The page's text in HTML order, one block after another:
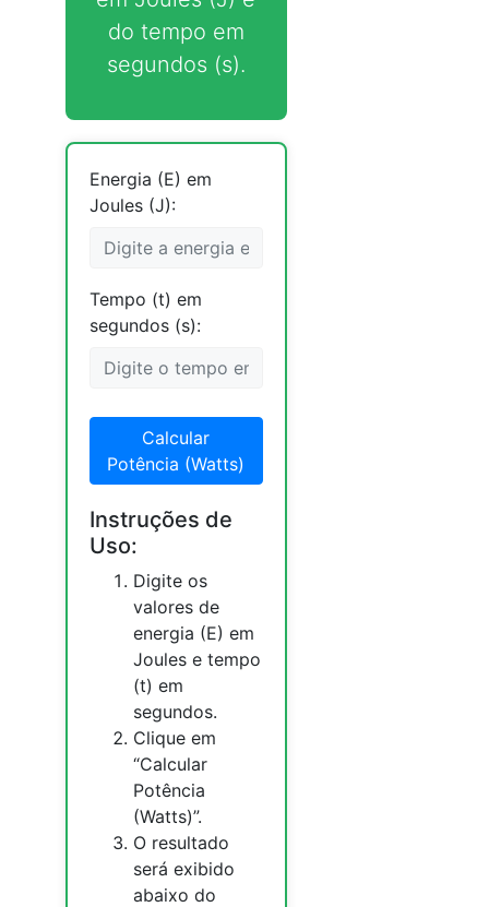
do tempo em
segundos (s).
Energia (E) em
Joules (J):
Tempo (t) em
segundos (s):
Calcular
Potência (Watts)
Instruções de
Uso:
Digite os
valores de
energia (E) em
Joules e tempo
(t) em
segundos.
Clique em
“Calcular
Potência
(Watts)”.
O resultado
será exibido
abaixo do